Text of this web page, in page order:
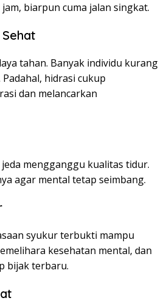
biarpun cuma jalan singkat.
tahan. Banyak individu kurang
hidrasi cukup
dan melancarkan
mengganggu kualitas tidur.
agar mental tetap seimbang.
syukur terbukti mampu
kesehatan mental, dan
bijak terbaru.